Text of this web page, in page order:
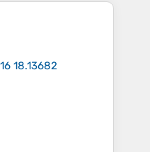
18.13682